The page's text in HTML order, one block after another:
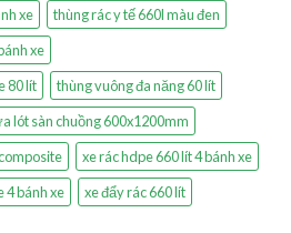
xe
thùng rác y tế 660l màu đen
xe
80 lít
thùng vuông đa năng 60 lít
lót sàn chuồng 600x1200mm
xe rác hdpe 660 lít 4 bánh xe
4 bánh xe
xe đẩy rác 660 lít